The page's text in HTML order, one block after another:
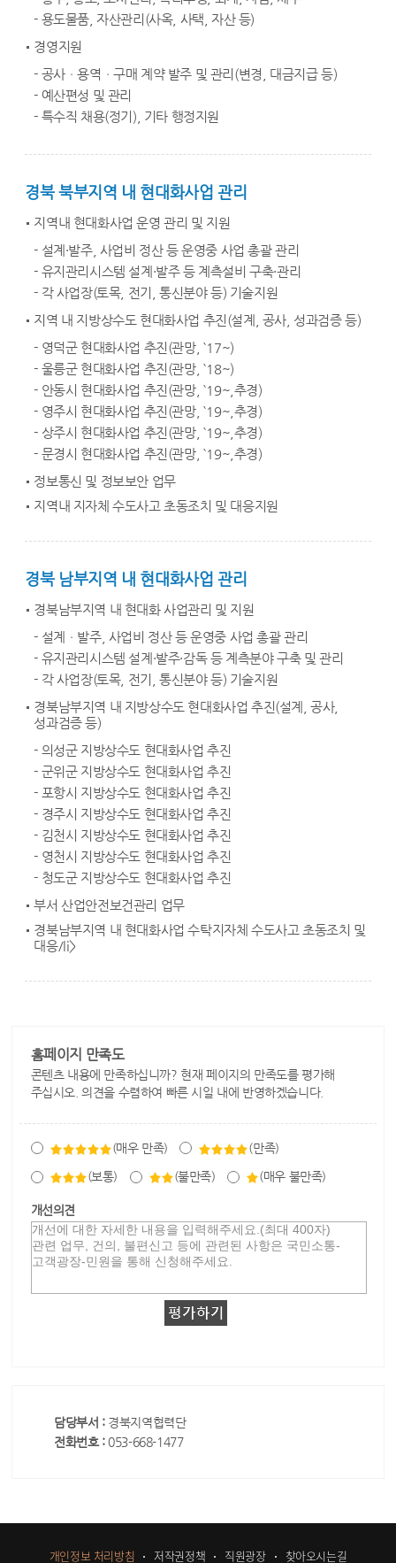
- 용도물품, 자산관리(사옥, 사택, 자산 등)
경영지원
- 공사ㆍ용역ㆍ구매 계약 발주 및 관리(변경, 대금지급 등)
- 예산편성 및 관리
- 특수직 채용(정기), 기타 행정지원
경북 북부지역 내 현대화사업 관리
지역내 현대화사업 운영 관리 및 지원
- 설계·발주, 사업비 정산 등 운영중 사업 총괄 관리
- 유지관리시스템 설계·발주 등 계측설비 구축·관리
- 각 사업장(토목, 전기, 통신분야 등) 기술지원
지역 내 지방상수도 현대화사업 추진(설계, 공사, 성과검증 등)
- 영덕군 현대화사업 추진(관망, `17~)
- 울릉군 현대화사업 추진(관망, `18~)
- 안동시 현대화사업 추진(관망, `19~,추경)
- 영주시 현대화사업 추진(관망, `19~,추경)
- 상주시 현대화사업 추진(관망, `19~,추경)
- 문경시 현대화사업 추진(관망, `19~,추경)
정보통신 및 정보보안 업무
지역내 지자체 수도사고 초동조치 및 대응지원
경북 남부지역 내 현대화사업 관리
경북남부지역 내 현대화 사업관리 및 지원
- 설계ㆍ발주, 사업비 정산 등 운영중 사업 총괄 관리
- 유지관리시스템 설계·발주·감독 등 계측분야 구축 및 관리
- 각 사업장(토목, 전기, 통신분야 등) 기술지원
경북남부지역 내 지방상수도 현대화사업 추진(설계, 공사,
성과검증 등)
- 의성군 지방상수도 현대화사업 추진
- 군위군 지방상수도 현대화사업 추진
- 포항시 지방상수도 현대화사업 추진
- 경주시 지방상수도 현대화사업 추진
- 김천시 지방상수도 현대화사업 추진
- 영천시 지방상수도 현대화사업 추진
- 청도군 지방상수도 현대화사업 추진
부서 산업안전보건관리 업무
경북남부지역 내 현대화사업 수탁지자체 수도사고 초동조치 및
대응/li>
홈페이지 만족도
콘텐츠 내용에 만족하십니까? 현재 페이지의 만족도를 평가해
주십시오. 의견을 수렴하여 빠른 시일 내에 반영하겠습니다.
(매우 만족) (만족)
(보통) (불만족) (매우 불만족)
개선의견
담당부서 : 경북지역협력단
전화번호 : 053-668-1477
개인정보 처리방침 저작권정책 직원광장 찾아오시는길